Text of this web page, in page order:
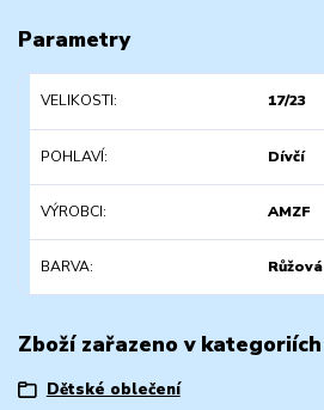
Parametry
VELIKOSTI 17/23
POHLAVÍ Dívčí
VÝROBCI AMZF
BARVA Růžová
Zboží zařazeno v kategoriích
Dětské oblečení